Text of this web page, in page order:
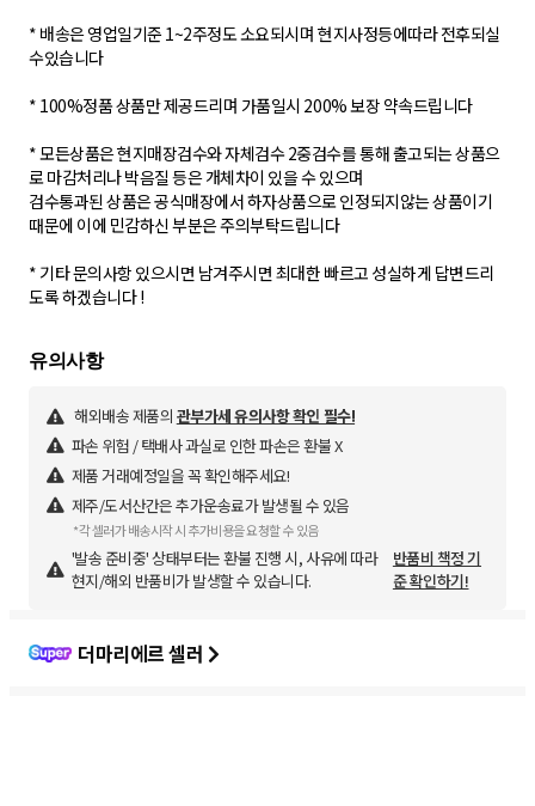
* 배송은 영업일기준 1~2주정도 소요되시며 현지사정등에따라 전후되실
수있습니다
* 100%정품 상품만 제공드리며 가품일시 200% 보장 약속드립니다
* 모든상품은 현지매장검수와 자체검수 2중검수를 통해 출고되는 상품으
로 마감처리나 박음질 등은 개체차이 있을 수 있으며
검수통과된 상품은 공식매장에서 하자상품으로 인정되지않는 상품이기
때문에 이에 민감하신 부분은 주의부탁드립니다
* 기타 문의사항 있으시면 남겨주시면 최대한 빠르고 성실하게 답변드리
도록 하겠습니다 !
유의사항
해외배송 제품의 관부가세 유의사항 확인 필수!
파손 위험 / 택배사 과실로 인한 파손은 환불 X
제품 거래예정일을 꼭 확인해주세요!
제주/도서산간은 추가운송료가 발생될 수 있음
*각 셀러가 배송시작 시 추가비용을 요청할 수 있음
'발송 준비중' 상태부터는 환불 진행 시, 사유에 따라
현지/해외 반품비가 발생할 수 있습니다.
반품비 책정 기
준 확인하기!
더마리에르 셀러